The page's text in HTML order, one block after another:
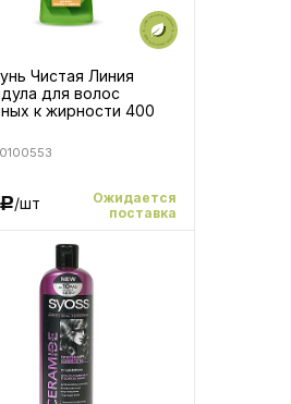
Чистая Линия
для волос
к жирности 400
Р/шт
Ожидается
поставка